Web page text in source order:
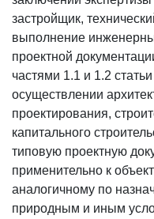
застройщик,
выполнение
проектной
частями 1.1 и 1.2
осуществлении
проектирования,
капитального
типовую проектную
применительно к
аналогичному по
природным и иным